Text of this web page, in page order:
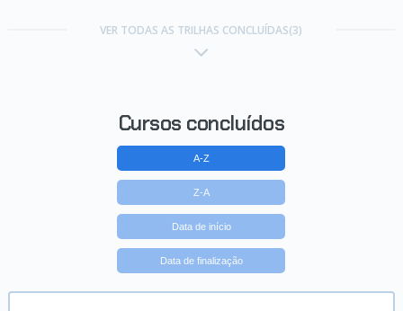
VER TODAS AS TRILHAS CONCLUÍDAS(3)
Cursos concluídos
A-Z
Z-A
Data de início
Data de finalização